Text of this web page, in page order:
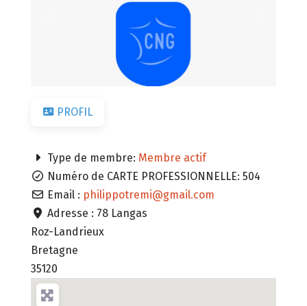
PROFIL
Type de membre: Membre actif
Numéro de CARTE PROFESSIONNELLE: 504
Email : philippotremi@gmail.com
Adresse : 78 Langas
Roz-Landrieux
Bretagne
35120